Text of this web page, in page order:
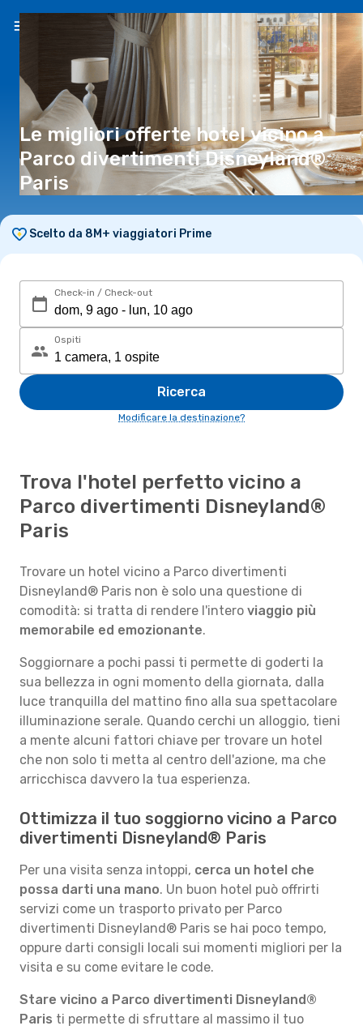
IT(€)
Le migliori offerte hotel vicino a
Parco divertimenti Disneyland®
Paris
Scelto da 8M+ viaggiatori Prime
Check-in / Check-out
Ospiti
Ricerca
Modificare la destinazione?
Trova l'hotel perfetto vicino a
Parco divertimenti Disneyland®
Paris
Trovare un hotel vicino a Parco divertimenti
Disneyland® Paris non è solo una questione di
comodità: si tratta di rendere l'intero viaggio più
memorabile ed emozionante.
Soggiornare a pochi passi ti permette di goderti la
sua bellezza in ogni momento della giornata, dalla
luce tranquilla del mattino fino alla sua spettacolare
illuminazione serale. Quando cerchi un alloggio, tieni
a mente alcuni fattori chiave per trovare un hotel
che non solo ti metta al centro dell'azione, ma che
arricchisca davvero la tua esperienza.
Ottimizza il tuo soggiorno vicino a Parco
divertimenti Disneyland® Paris
Per una visita senza intoppi, cerca un hotel che
possa darti una mano. Un buon hotel può offrirti
servizi come un trasporto privato per Parco
divertimenti Disneyland® Paris se hai poco tempo,
oppure darti consigli locali sui momenti migliori per la
visita e su come evitare le code.
Stare vicino a Parco divertimenti Disneyland®
Paris ti permette di sfruttare al massimo il tuo